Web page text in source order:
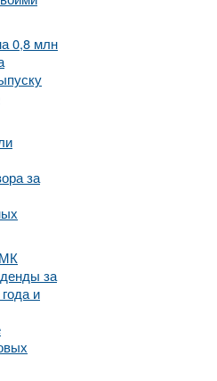
0,8 млн
за
за
и